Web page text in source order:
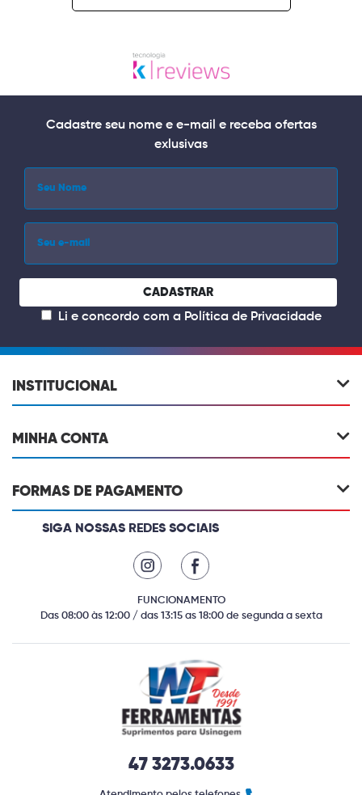
Cadastre seu nome e e-mail e receba ofertas
exlusivas
CADASTRAR
Li e concordo com a Política de Privacidade
INSTITUCIONAL
MINHA CONTA
FORMAS DE PAGAMENTO
SIGA NOSSAS REDES SOCIAIS
FUNCIONAMENTO
Das 08:00 às 12:00 / das 13:15 as 18:00 de segunda a sexta
47 3273.0633